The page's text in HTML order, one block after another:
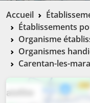
Accueil
Établissements
Organisme
Organismes
Carentan-les-